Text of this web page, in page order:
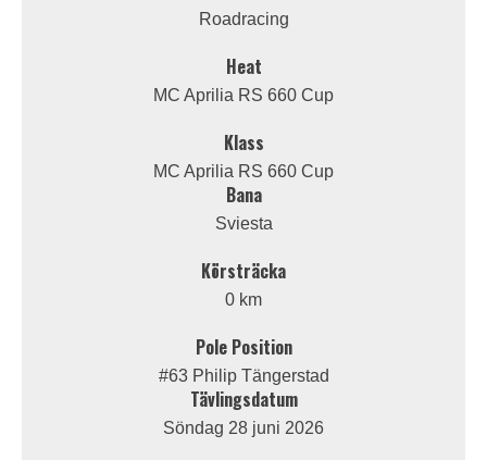
Roadracing
Heat
MC Aprilia RS 660 Cup
Klass
MC Aprilia RS 660 Cup
Bana
Sviesta
Körsträcka
0 km
Pole Position
#63 Philip Tängerstad
Tävlingsdatum
Söndag 28 juni 2026